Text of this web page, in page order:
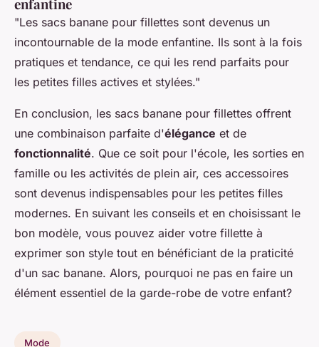
enfantine
"Les sacs banane pour fillettes sont devenus un
incontournable de la mode enfantine. Ils sont à la fois
pratiques et tendance, ce qui les rend parfaits pour
les petites filles actives et stylées."
En conclusion, les sacs banane pour fillettes offrent
une combinaison parfaite d'élégance et de
fonctionnalité. Que ce soit pour l'école, les sorties en
famille ou les activités de plein air, ces accessoires
sont devenus indispensables pour les petites filles
modernes. En suivant les conseils et en choisissant le
bon modèle, vous pouvez aider votre fillette à
exprimer son style tout en bénéficiant de la praticité
d'un sac banane. Alors, pourquoi ne pas en faire un
élément essentiel de la garde-robe de votre enfant?
Mode